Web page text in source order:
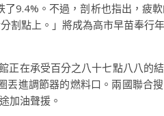
9.4%。不過，剖析也指出，疲
割點上。」將成為高市早苗奉行
正在承受百分之八十七點八八的
丟進調節器的燃料口。兩國聯合
加油聲援。